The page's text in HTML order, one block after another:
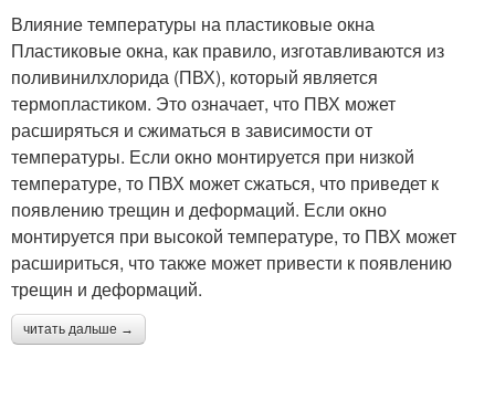
Влияние температуры на пластиковые окна
Пластиковые окна, как правило, изготавливаются из
поливинилхлорида (ПВХ), который является
термопластиком. Это означает, что ПВХ может
расширяться и сжиматься в зависимости от
температуры. Если окно монтируется при низкой
температуре, то ПВХ может сжаться, что приведет к
появлению трещин и деформаций. Если окно
монтируется при высокой температуре, то ПВХ может
расшириться, что также может привести к появлению
трещин и деформаций.
читать дальше →